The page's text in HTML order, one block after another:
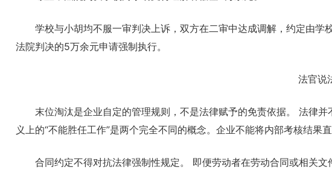
学校与小胡均不服一审判决上诉，双方在二审中达成调解，约定由
法院判决的5万余元申请强制执行。
法官说
末位淘汰是企业自定的管理规则，不是法律赋予的免责依据。 法律
义上的“不能胜任工作”是两个完全不同的概念。企业不能将内部考核结果
合同约定不得对抗法律强制性规定。 即便劳动者在劳动合同或相关